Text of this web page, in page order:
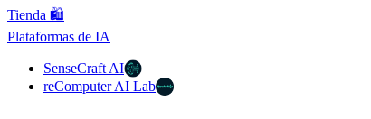
Tienda 🛍️
Plataformas de IA
SenseCraft AI
reComputer AI Lab